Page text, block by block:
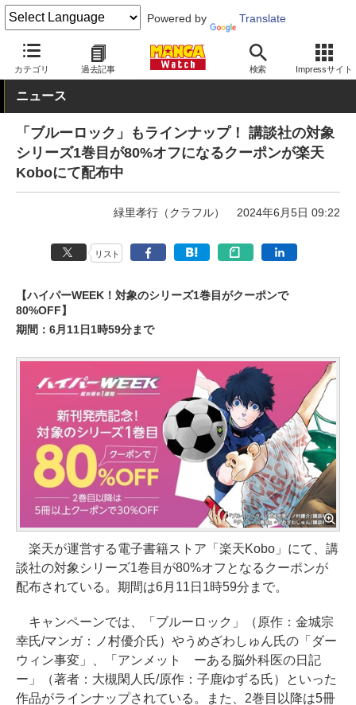
Powered by Translate
カテゴリ 過去記事 検索 Impressサイト
MANGA Watch セール
ニュース
「ブルーロック」もラインナップ！ 講談社の対象
シリーズ1巻目が80%オフになるクーポンが楽天
Koboにて配布中
緑里孝行（クラフル） 2024年6月5日 09:22
リスト
【ハイパーWEEK！対象のシリーズ1巻目がクーポンで
80%OFF】
期間：6月11日1時59分まで
楽天が運営する電子書籍ストア「楽天Kobo」にて、講
談社の対象シリーズ1巻目が80%オフとなるクーポンが
配布されている。期間は6月11日1時59分まで。
キャンペーンでは、「ブルーロック」（原作：金城宗
幸氏/マンガ：ノ村優介氏）やうめざわしゅん氏の「ダー
ウィン事変」、「アンメット ーある脳外科医の日記
ー」（著者：大槻閑人氏/原作：子鹿ゆずる氏）といった
作品がラインナップされている。また、2巻目以降は5冊